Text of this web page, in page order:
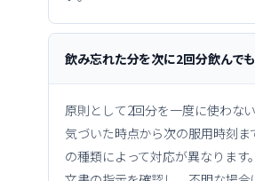
飲み忘れた分を次に2回分飲んで
原則として2回分を一度に使わな
気づいた時点から次の服用時刻ま
の種類によって対応が異なります